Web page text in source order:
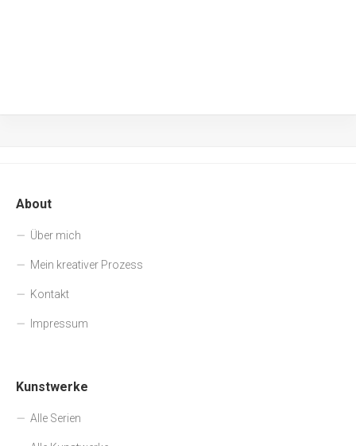
About
Über mich
Mein kreativer Prozess
Kontakt
Impressum
Kunstwerke
Alle Serien